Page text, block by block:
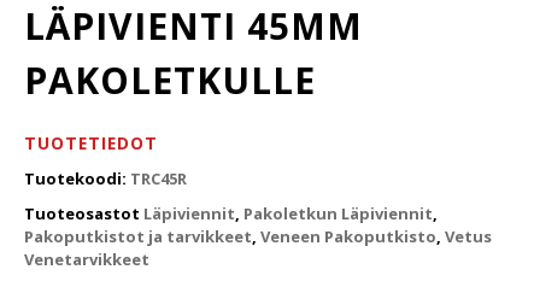
LÄPIVIENTI 45MM
PAKOLETKULLE
TUOTETIEDOT
Tuotekoodi: TRC45R
Tuoteosastot Läpiviennit, Pakoletkun Läpiviennit,
Pakoputkistot ja tarvikkeet, Veneen Pakoputkisto, Vetus
Venetarvikkeet